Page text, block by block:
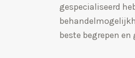
gespecialiseerd
beste begrepen en